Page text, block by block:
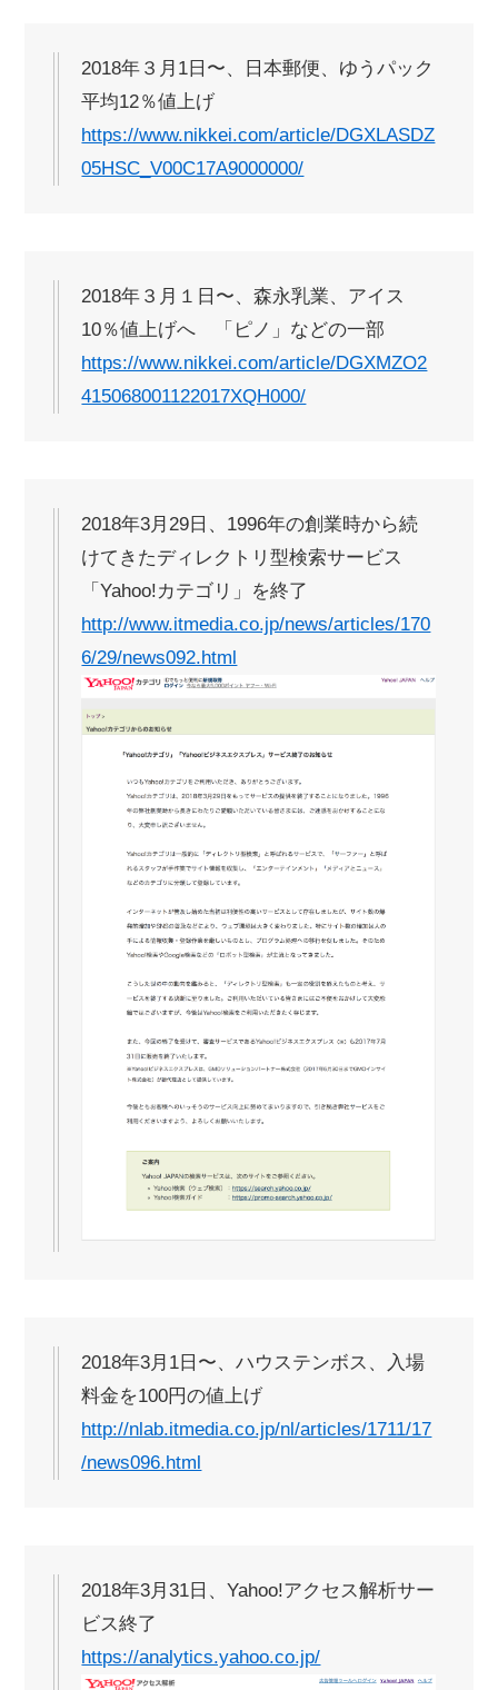
2018年３月1日〜、日本郵便、ゆうパック
平均12％値上げ
https://www.nikkei.com/article/DGXLASDZ
05HSC_V00C17A9000000/
2018年３月１日〜、森永乳業、アイス
10％値上げへ 「ピノ」などの一部
https://www.nikkei.com/article/DGXMZO2
415068001122017XQH000/
2018年3月29日、1996年の創業時から続
けてきたディレクトリ型検索サービス
「Yahoo!カテゴリ」を終了
http://www.itmedia.co.jp/news/articles/170
6/29/news092.html
2018年3月1日〜、ハウステンボス、入場
料金を100円の値上げ
http://nlab.itmedia.co.jp/nl/articles/1711/17
/news096.html
2018年3月31日、Yahoo!アクセス解析サー
ビス終了
https://analytics.yahoo.co.jp/